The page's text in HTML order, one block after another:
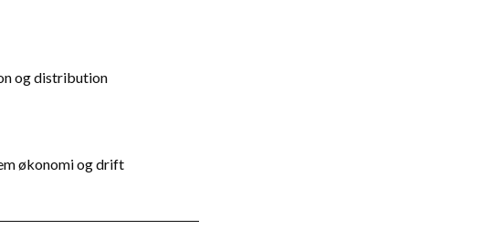
og distribution
økonomi og drift